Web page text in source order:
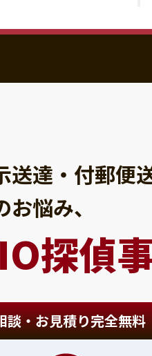
送達・付郵便
お悩み、
探偵
談・お見積り完全無料